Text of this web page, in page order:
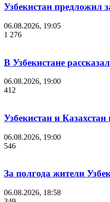
Узбекистан предложил
06.08.2026, 19:05
1 276
В Узбекистане
06.08.2026, 19:00
412
Узбекистан и
06.08.2026, 19:00
546
За полгода жители
06.08.2026, 18:58